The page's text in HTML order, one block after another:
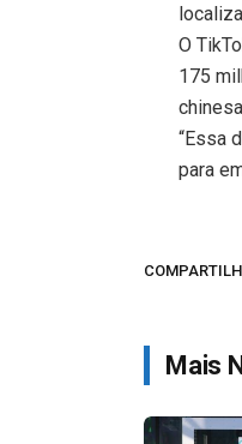
O
175
“Essa
para
Mais